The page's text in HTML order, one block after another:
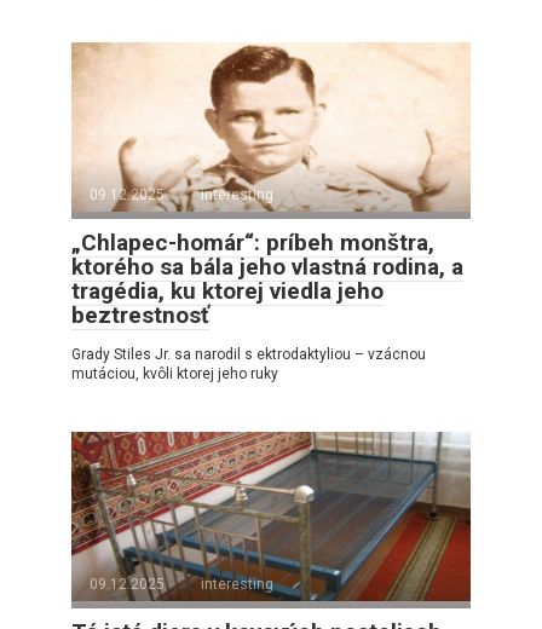
09.12.2025 interesting
„Chlapec-homár“: príbeh monštra,
ktorého sa bála jeho vlastná rodina, a
tragédia, ku ktorej viedla jeho
beztrestnosť
Grady Stiles Jr. sa narodil s ektrodaktyliou – vzácnou
mutáciou, kvôli ktorej jeho ruky
09.12.2025 interesting